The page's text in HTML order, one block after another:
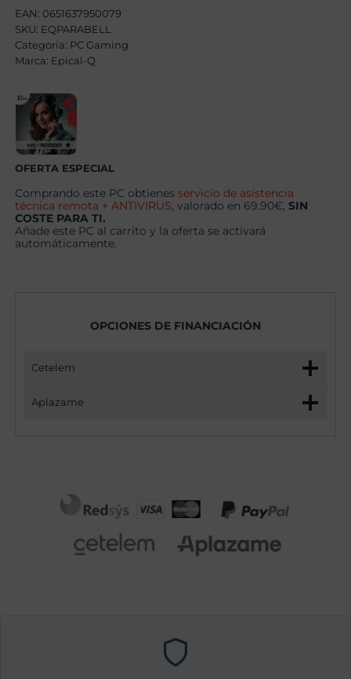
Ryzen
7
5800X,
32GB,
2TB
SSD
RTX
5060
+
Windows
11
Home
cantidad
EAN: 0651637950079
SKU: EQPARABELL
Categoría: PC Gaming
Marca: Epical-Q
OFERTA ESPECIAL
Comprando este PC obtienes servicio de asistencia
técnica remota + ANTIVIRUS, valorado en 69.90€,SIN
COSTE PARA TI.
Añade este PC al carrito y la oferta se activará
automáticamente.
OPCIONES DE FINANCIACIÓN
Cetelem
Aplazame